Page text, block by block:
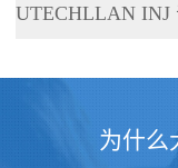
为什么